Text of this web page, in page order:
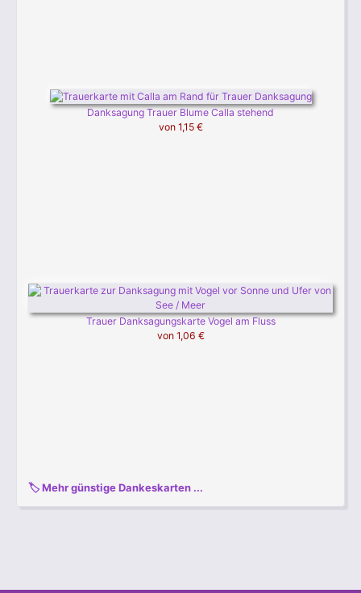
Danksagung Trauer Blume Calla stehend
von 1,15 €
Trauer Danksagungskarte Vogel am Fluss
von 1,06 €
🏷 Mehr günstige Dankeskarten ...